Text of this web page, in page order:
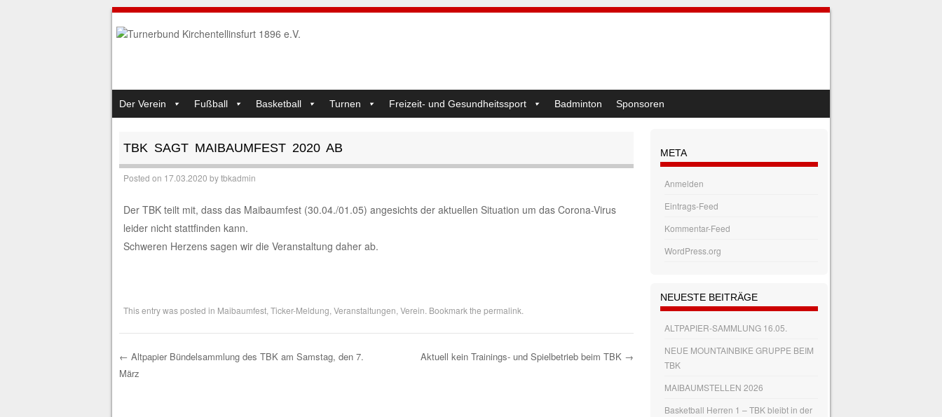
MENU
SKIP TO CONTENT
Der Verein Fußball Basketball Turnen Freizeit- und Gesundheitssport Badminton Sponsoren
TBK SAGT MAIBAUMFEST 2020 AB
Posted on 17.03.2020 bytbkadmin
Der TBK teilt mit, dass das Maibaumfest (30.04./01.05) angesichts der aktuellen Situation um das Corona-Virus
leider nicht stattfinden kann.
Schweren Herzens sagen wir die Veranstaltung daher ab.
This entry was posted in Maibaumfest, Ticker-Meldung Veranstaltungen Verein . Bookmark the permalink
Post navigation
← Altpapier Bündelsammlung des TBK am Samstag, den 7.
März
Aktuell kein Trainings- und Spielbetrieb beim TBK →
META
Anmelden
Eintrags-Feed
Kommentar-Feed
WordPress.org
NEUESTE BEITRÄGE
ALTPAPIER-SAMMLUNG 16.05.
NEUE MOUNTAINBIKE GRUPPE BEIM
TBK
MAIBAUMSTELLEN 2026
Basketball Herren 1 – TBK bleibt in der